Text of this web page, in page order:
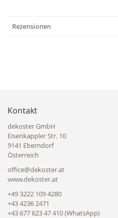
Rezensionen
Kontakt
dekoster GmbH
Eisenkappler Str. 10
9141 Eberndorf
Österreich
office@dekoster.at
www.dekoster.at
+49 3222 109 4280
+43 4236 2471
+43 677 623 47 410 (WhatsApp)